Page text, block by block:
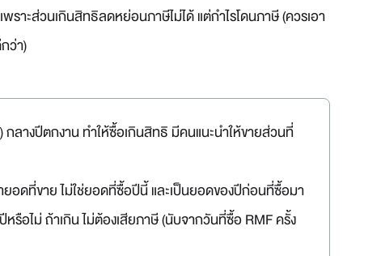
าะส่วนเกินสิทธิลดหย่อนภาษีไม่ได้ แต่กำไรโดนภาษี (ควรเอา
ว่า)
ลางปีตกงาน ทำให้ซื้อเกินสิทธิ มีคนแนะนำให้ขายส่วนที่
อดที่ขาย ไม่ใช่ยอดที่ซื้อปีนี้ และเป็นยอดของปีก่อนที่ซื้อมา
รือไม่ ถ้าเกิน ไม่ต้องเสียภาษี (นับจากวันที่ซื้อ RMF ครั้ง